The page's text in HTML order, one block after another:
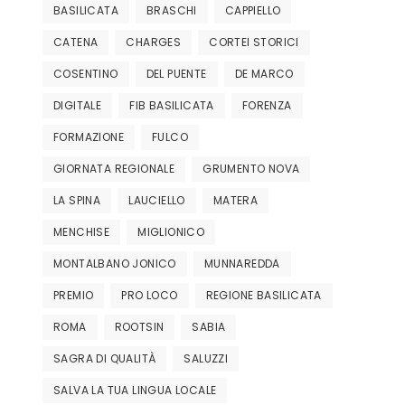
BASILICATA BRASCHI CAPPIELLO
CATENA CHARGES CORTEI STORICI
COSENTINO DEL PUENTE DE MARCO
DIGITALE FIB BASILICATA FORENZA
FORMAZIONE FULCO
GIORNATA REGIONALE GRUMENTO NOVA
LA SPINA LAUCIELLO MATERA
MENCHISE MIGLIONICO
MONTALBANO JONICO MUNNAREDDA
PREMIO PRO LOCO REGIONE BASILICATA
ROMA ROOTSIN SABIA
SAGRA DI QUALITÀ SALUZZI
SALVA LA TUA LINGUA LOCALE